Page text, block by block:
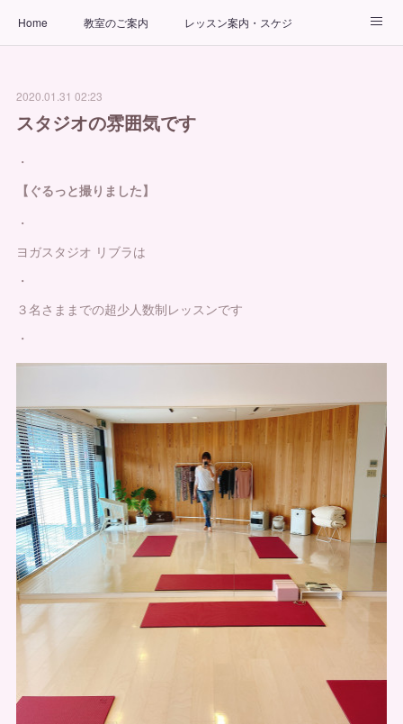
Home 教室のご案内 レッスン案内・スケジュール
2020.01.31 02:23
スタジオの雰囲気です
・
【ぐるっと撮りました】
・
ヨガスタジオ リブラは
・
３名さままでの超少人数制レッスンです
・